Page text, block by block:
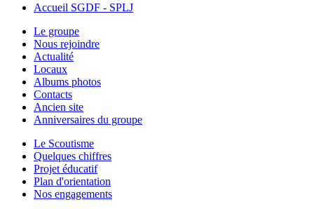
Accueil SGDF - SPLJ
Le groupe
Nous rejoindre
Actualité
Locaux
Albums photos
Contacts
Ancien site
Anniversaires du groupe
Le Scoutisme
Quelques chiffres
Projet éducatif
Plan d'orientation
Nos engagements